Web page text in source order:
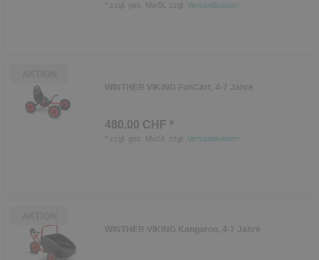
zzgl. ges. MwSt. zzgl. Versandkosten
WINTHER VIKING FunCart, 4-7 Jahre
480.00 CHF *
zzgl. ges. MwSt. zzgl. Versandkosten
WINTHER VIKING Kangaroo, 4-7 Jahre